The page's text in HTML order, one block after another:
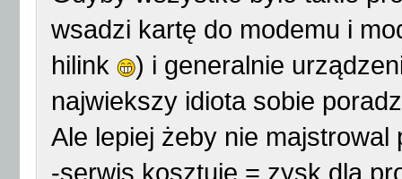
wsadzi kartę do modemu i
hilink
) i generalnie
najwiekszy idiota sobie
Ale lepiej żeby nie majstrowal
-serwis kosztuje = zysk dla